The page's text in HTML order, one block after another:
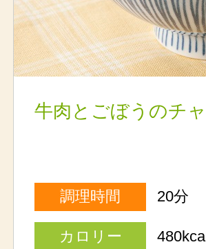
牛肉とごぼうのチ
調理時間 20分
カロリー